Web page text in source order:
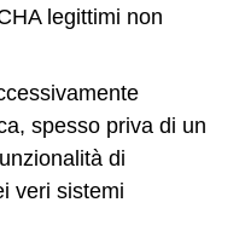
legittimi non
spesso priva di un
di
veri sistemi